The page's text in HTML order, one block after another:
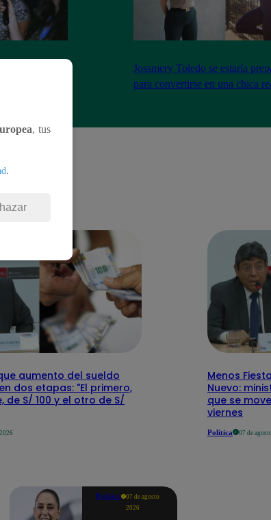
Jossmery Toledo se estaría
para convertirse en una chica
aumento del sueldo
dos etapas: "El primero,
de S/ 100 y el otro de S/
Menos
Nuevo:
que se
viernes
Política 07 de
Política
07 de agosto
2026
, tus
.